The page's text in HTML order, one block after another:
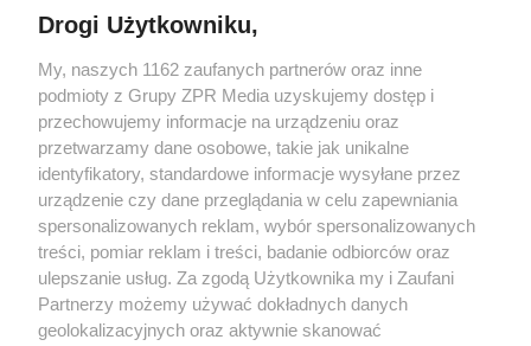
Żaden utwór zamieszczony w serwisie nie może być powielany i
rozpowszechniany lub dalej rozpowszechniany w jakikolwiek sposób (w
tym także elektroniczny lub mechaniczny) na jakimkolwiek polu
eksploatacji w jakiejkolwiek formie, włącznie z umieszczaniem w
Internecie bez pisemnej zgody właściciela praw. Jakiekolwiek użycie lub
wykorzystanie utworów w całości lub w części z naruszeniem prawa,
tzn. bez właściwej zgody, jest zabronione pod groźbą kary i może być
ścigane prawnie.
Drogi Użytkowniku,
My, naszych 1162 zaufanych partnerów oraz inne
podmioty z Grupy ZPR Media uzyskujemy dostęp i
przechowujemy informacje na urządzeniu oraz
przetwarzamy dane osobowe, takie jak unikalne
identyfikatory, standardowe informacje wysyłane przez
urządzenie czy dane przeglądania w celu zapewniania
spersonalizowanych reklam, wybór spersonalizowanych
treści, pomiar reklam i treści, badanie odbiorców oraz
ulepszanie usług. Za zgodą Użytkownika my i Zaufani
Partnerzy możemy używać dokładnych danych
geolokalizacyjnych oraz aktywnie skanować